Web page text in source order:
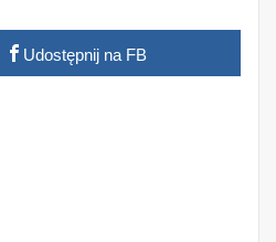
Udostępnij na FB